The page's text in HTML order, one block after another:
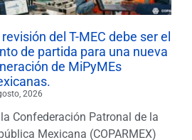
del T-MEC debe ser el
de partida para una nueva
de MiPyMEs
2026
la Confederación Patronal de la
Mexicana (COPARMEX)